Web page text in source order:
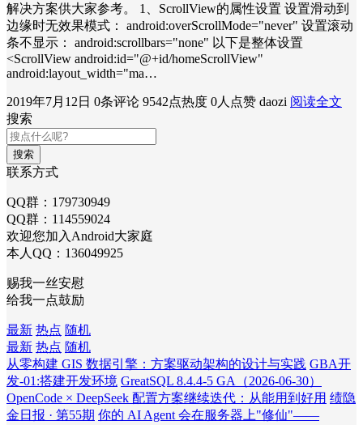
解决方案供大家参考。 1、ScrollView的属性设置 设置滑动到
边缘时无效果模式： android:overScrollMode="never" 设置滚动
条不显示： android:scrollbars="none" 以下是整体设置
<ScrollView android:id="@+id/homeScrollView"
android:layout_width="ma…
2019年7月12日 0条评论 9542点热度 0人点赞 daozi 阅读全文
搜索
搜索
联系方式
QQ群：179730949
QQ群：114559024
欢迎您加入Android大家庭
本人QQ：136049925
赐我一丝安慰
给我一点鼓励
最新 热点 随机
最新 热点 随机
从零构建 GIS 数据引擎：方案驱动架构的设计与实践 GBA开
发-01:搭建开发环境 GreatSQL 8.4.4-5 GA（2026-06-30）
OpenCode × DeepSeek 配置方案继续迭代：从能用到好用 绩隐
金日报 · 第55期 你的 AI Agent 会在服务器上"修仙"——